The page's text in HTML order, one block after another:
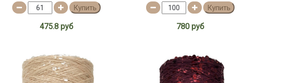
Купить
475.8 руб
Купить
780 руб